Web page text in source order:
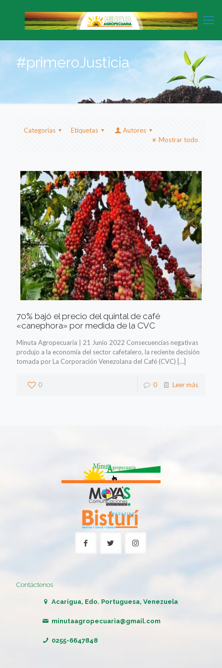
#primeroJusticia
Categorias Etiquetas
Autores
Mostrar todo
70% bajó el precio del quintal de café
«canephora» por medida de la CVC
Minuta Agropecuaria | 21 Junio 2022 Consecuencias negativas
produjo a la economía del sector cafetalero, la reciente decisión
tomada por La Corporación Venezolana del Café (CVC) […]
0 0 Leer más
Contáctenos
Acarigua, Edo. Portuguesa, Venezuela
minutaagropecuaria@gmail.com
0255-6647848